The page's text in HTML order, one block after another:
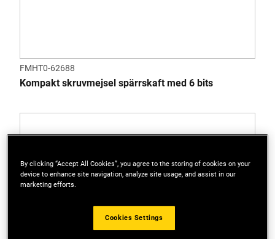
FMHT0-62688
Kompakt skruvmejsel spärrskaft med 6 bits
By clicking “Accept All Cookies”, you agree to the storing of cookies on your
device to enhance site navigation, analyze site usage, and assist in our
marketing efforts.
Cookies Settings